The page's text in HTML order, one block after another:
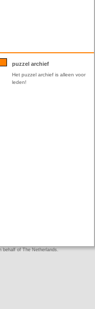
puzzel archief
Het puzzel archief is alleen voor
leden!
behalf of The Netherlands.